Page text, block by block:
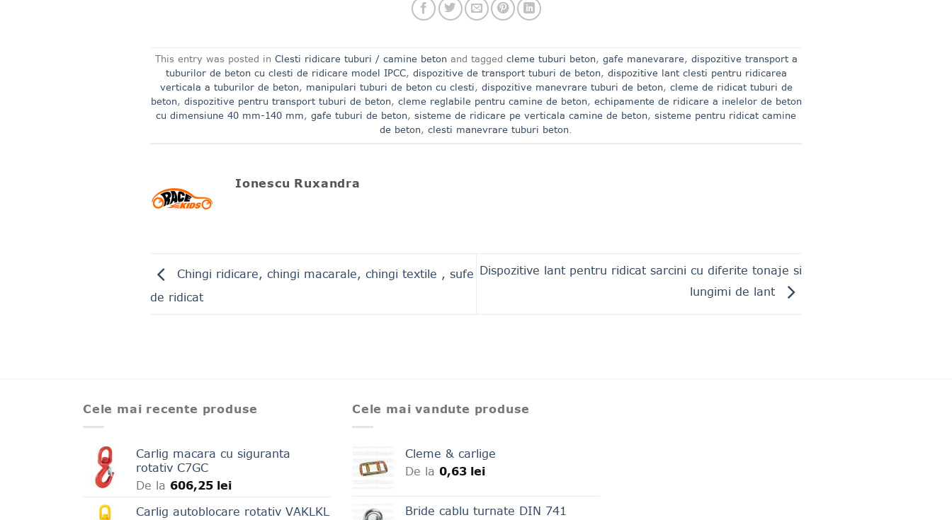
This entry was posted in Clesti ridicare tuburi / camine beton and tagged cleme tuburi beton, gafe manevarare, dispozitive transport a
tuburilor de beton cu clesti de ridicare model IPCC, dispozitive de transport tuburi de beton, dispozitive lant clesti pentru ridicarea
verticala a tuburilor de beton, manipulari tuburi de beton cu clesti, dispozitive manevrare tuburi de beton, cleme de ridicat tuburi de
beton, dispozitive pentru transport tuburi de beton, cleme reglabile pentru camine de beton, echipamente de ridicare a inelelor de beton
cu dimensiune 40 mm-140 mm, gafe tuburi de beton, sisteme de ridicare pe verticala camine de beton, sisteme pentru ridicat camine
de beton, clesti manevrare tuburi beton.
Ionescu Ruxandra
Chingi ridicare, chingi macarale, chingi textile , sufe
de ridicat
Dispozitive lant pentru ridicat sarcini cu diferite tonaje si
lungimi de lant
Cele mai recente produse
Carlig macara cu siguranta
rotativ C7GC
De la 606,25 lei
Carlig autoblocare rotativ VAKLKL
Cele mai vandute produse
Cleme & carlige
De la 0,63 lei
Bride cablu turnate DIN 741